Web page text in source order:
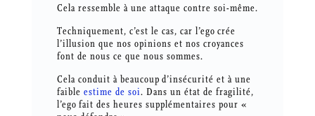
Cela ressemble à une attaque contre soi-même.
Techniquement, c’est le cas, car l’ego crée
l’illusion que nos opinions et nos croyances
font de nous ce que nous sommes.
Cela conduit à beaucoup d’insécurité et à une
faible estime de soi. Dans un état de fragilité,
l’ego fait des heures supplémentaires pour «